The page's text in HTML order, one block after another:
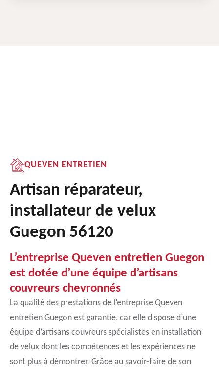
QUEVEN ENTRETIEN
Artisan réparateur,
installateur de velux
Guegon 56120
L’entreprise Queven entretien Guegon
est dotée d’une équipe d’artisans
couvreurs chevronnés
La qualité des prestations de l’entreprise Queven
entretien Guegon est garantie, car elle dispose d’une
équipe d’artisans couvreurs spécialistes en installation
de velux dont les compétences et les expériences ne
sont plus à démontrer. Grâce au savoir-faire de son